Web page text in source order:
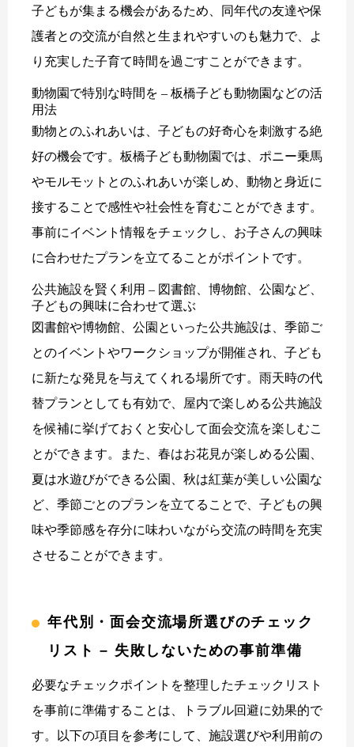
子どもが集まる機会があるため、同年代の友達や保
護者との交流が自然と生まれやすいのも魅力で、よ
り充実した子育て時間を過ごすことができます。
動物園で特別な時間を – 板橋子ども動物園などの活
用法
動物とのふれあいは、子どもの好奇心を刺激する絶
好の機会です。板橋子ども動物園では、ポニー乗馬
やモルモットとのふれあいが楽しめ、動物と身近に
接することで感性や社会性を育むことができます。
事前にイベント情報をチェックし、お子さんの興味
に合わせたプランを立てることがポイントです。
公共施設を賢く利用 – 図書館、博物館、公園など、
子どもの興味に合わせて選ぶ
図書館や博物館、公園といった公共施設は、季節ご
とのイベントやワークショップが開催され、子ども
に新たな発見を与えてくれる場所です。雨天時の代
替プランとしても有効で、屋内で楽しめる公共施設
を候補に挙げておくと安心して面会交流を楽しむこ
とができます。また、春はお花見が楽しめる公園、
夏は水遊びができる公園、秋は紅葉が美しい公園な
ど、季節ごとのプランを立てることで、子どもの興
味や季節感を存分に味わいながら交流の時間を充実
させることができます。
年代別・面会交流場所選びのチェック
リスト – 失敗しないための事前準備
必要なチェックポイントを整理したチェックリスト
を事前に準備することは、トラブル回避に効果的で
す。以下の項目を参考にして、施設選びや利用前の